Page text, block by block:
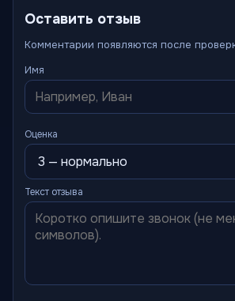
Оставить отзыв
Комментарии появляются после
Имя
Оценка
Текст отзыва